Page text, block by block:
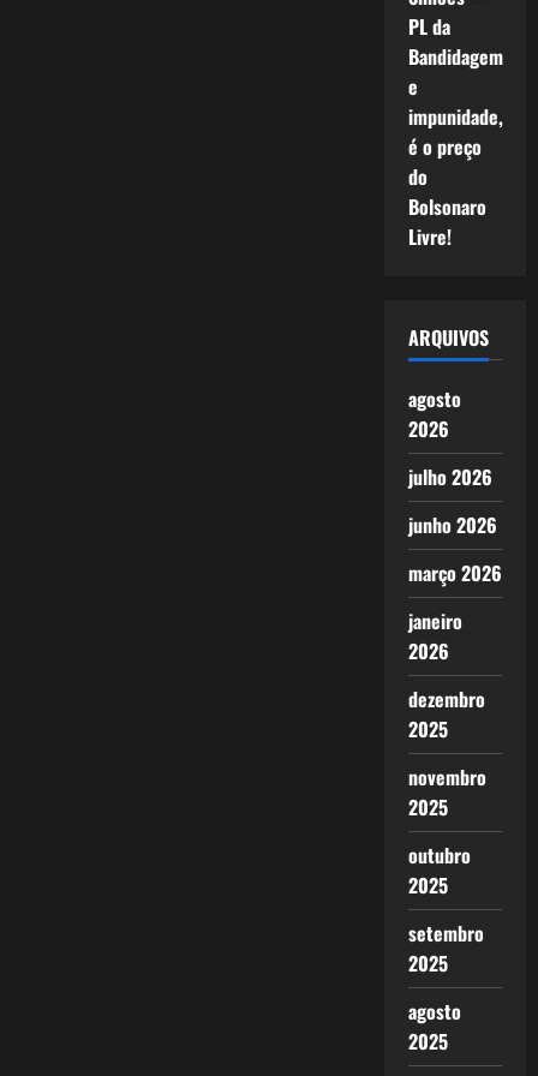
PL da
Bandidagem
e
impunidade,
é o preço
do
Bolsonaro
Livre!
ARQUIVOS
agosto
2026
julho 2026
junho 2026
março 2026
janeiro
2026
dezembro
2025
novembro
2025
outubro
2025
setembro
2025
agosto
2025